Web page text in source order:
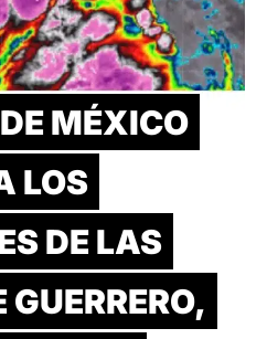
MÉXICO
LOS
DE LAS